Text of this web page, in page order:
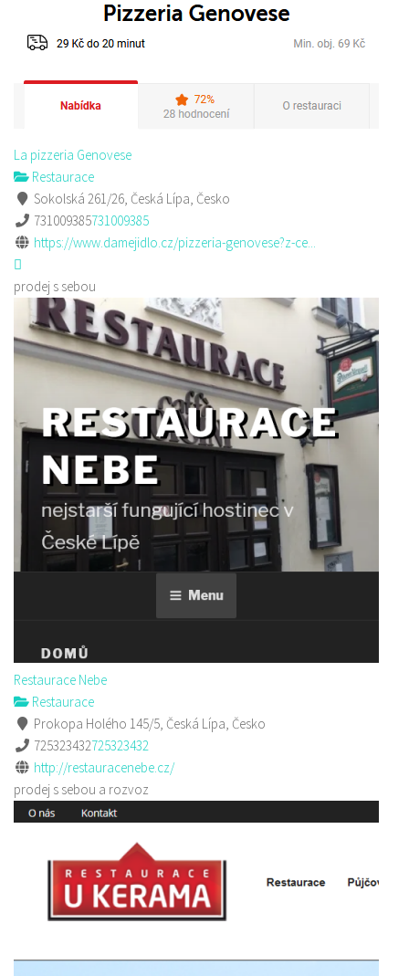
La pizzeria Genovese
Restaurace
Sokolská 261/26, Česká Lípa, Česko
731009385731009385
https://www.damejidlo.cz/pizzeria-genovese?z-ce...
prodej s sebou
Restaurace Nebe
Restaurace
Prokopa Holého 145/5, Česká Lípa, Česko
725323432725323432
http://restauracenebe.cz/
prodej s sebou a rozvoz